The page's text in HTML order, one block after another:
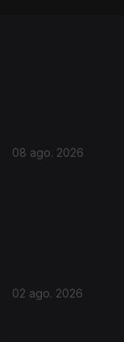
08 ago. 2026
02 ago. 2026